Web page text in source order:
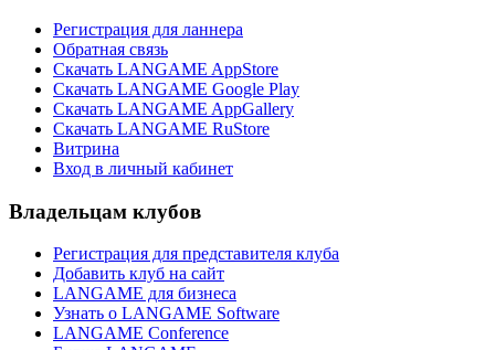
Регистрация для ланнера
Обратная связь
Скачать LANGAME AppStore
Скачать LANGAME Google Play
Скачать LANGAME AppGallery
Скачать LANGAME RuStore
Витрина
Вход в личный кабинет
Владельцам клубов
Регистрация для представителя клуба
Добавить клуб на сайт
LANGAME для бизнеса
Узнать о LANGAME Software
LANGAME Conference